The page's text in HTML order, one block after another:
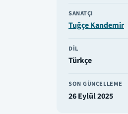
SANATÇI
Tuğçe Kandemir
DIL
Türkçe
SON GÜNCELLEME
26 Eylül 2025